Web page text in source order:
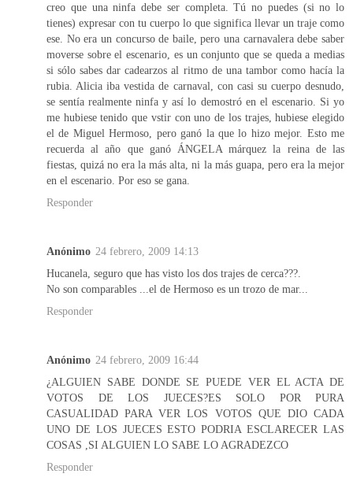
creo que una ninfa debe ser completa. Tú no puedes (si no lo
tienes) expresar con tu cuerpo lo que significa llevar un traje como
ese. No era un concurso de baile, pero una carnavalera debe saber
moverse sobre el escenario, es un conjunto que se queda a medias
si sólo sabes dar cadearzos al ritmo de una tambor como hacía la
rubia. Alicia iba vestida de carnaval, con casi su cuerpo desnudo,
se sentía realmente ninfa y así lo demostró en el escenario. Si yo
me hubiese tenido que vstir con uno de los trajes, hubiese elegido
el de Miguel Hermoso, pero ganó la que lo hizo mejor. Esto me
recuerda al año que ganó ÁNGELA márquez la reina de las
fiestas, quizá no era la más alta, ni la más guapa, pero era la mejor
en el escenario. Por eso se gana.
Responder
Anónimo 24 febrero, 2009 14:13
Hucanela, seguro que has visto los dos trajes de cerca???.
No son comparables ...el de Hermoso es un trozo de mar...
Responder
Anónimo 24 febrero, 2009 16:44
¿ALGUIEN SABE DONDE SE PUEDE VER EL ACTA DE
VOTOS DE LOS JUECES?ES SOLO POR PURA
CASUALIDAD PARA VER LOS VOTOS QUE DIO CADA
UNO DE LOS JUECES ESTO PODRIA ESCLARECER LAS
COSAS ,SI ALGUIEN LO SABE LO AGRADEZCO
Responder